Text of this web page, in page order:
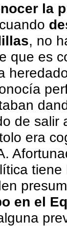
la
, no
que es
de salir
era
tiene
en el